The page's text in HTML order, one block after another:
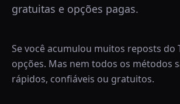
gratuitas e opções pagas.
Se você acumulou muitos reposts do
opções. Mas nem todos os métodos
rápidos, confiáveis ou gratuitos.